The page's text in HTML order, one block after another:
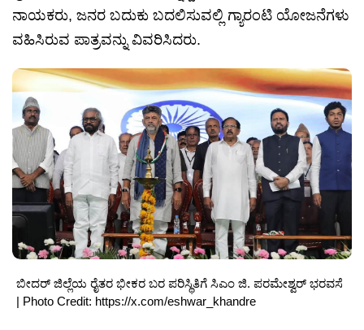
ನಾಯಕರು, ಜನರ ಬದುಕು ಬದಲಿಸುವಲ್ಲಿ ಗ್ಯಾರಂಟಿ ಯೋಜನೆಗಳು
ವಹಿಸಿರುವ ಪಾತ್ರವನ್ನು ವಿವರಿಸಿದರು.
ಬೀದರ್ ಜಿಲ್ಲೆಯ ರೈತರ ಭೀಕರ ಬರ ಪರಿಸ್ಥಿತಿಗೆ ಸಿಎಂ ಜಿ. ಪರಮೇಶ್ವರ್ ಭರವಸೆ
| Photo Credit: https://x.com/eshwar_khandre